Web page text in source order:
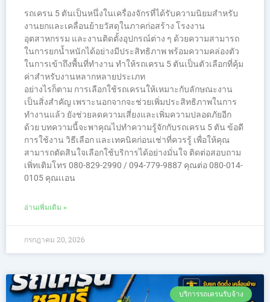
รถเครน 5 ตันเป็นหนึ่งในเครื่องจักรที่ได้รับความนิยมสำหรับ
งานยกและเคลื่อนย้ายวัสดุในภาคก่อสร้าง โรงงาน
อุตสาหกรรม และงานติดตั้งอุปกรณ์ต่าง ๆ ด้วยความสามารถ
ในการยกน้ำหนักได้อย่างมีประสิทธิภาพ พร้อมความคล่องตัว
ในการเข้าถึงพื้นที่ทำงาน ทำให้รถเครน 5 ตันเป็นตัวเลือกที่คุ้ม
ค่าสำหรับงานหลากหลายประเภท
อย่างไรก็ตาม การเลือกใช้รถเครนให้เหมาะกับลักษณะงาน
เป็นสิ่งสำคัญ เพราะนอกจากจะช่วยเพิ่มประสิทธิภาพในการ
ทำงานแล้ว ยังช่วยลดความเสี่ยงและเพิ่มความปลอดภัยอีก
ด้วย บทความนี้จะพาคุณไปทำความรู้จักกับรถเครน 5 ตัน ข้อดี
การใช้งาน วิธีเลือก และเทคนิคก่อนเช่าที่ควรรู้ เพื่อให้คุณ
สามารถตัดสินใจเลือกใช้บริการได้อย่างมั่นใจ ติดต่อสอบถาม
เพิ่ทเติมโทร 080-829-2990 / 094-779-9887 คุณต่อ 080-014-
0105 คุณเเอน
อ่านเพิ่มเติม »
กรกฎาคม 20, 2026
บริการรถเครนรับจ้าง